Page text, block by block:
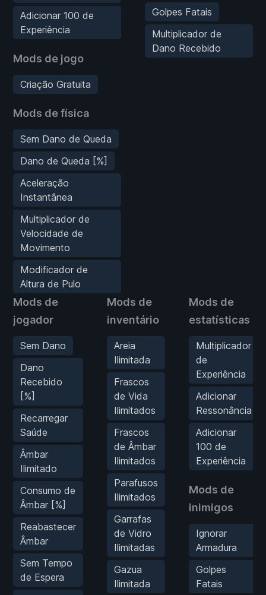
Adicionar 100 de
Experiência
Mods de jogo
Criação Gratuita
Mods de física
Sem Dano de Queda
Dano de Queda [%]
Aceleração
Instantânea
Multiplicador de
Velocidade de
Movimento
Modificador de
Altura de Pulo
Golpes Fatais
Multiplicador de
Dano Recebido
Mods de
jogador
Sem Dano
Dano
Recebido
[%]
Recarregar
Saúde
Âmbar
Ilimitado
Consumo de
Âmbar [%]
Reabastecer
Âmbar
Sem Tempo
de Espera
Mods de
inventário
Areia
Ilimitada
Frascos
de Vida
Ilimitados
Frascos
de Âmbar
Ilimitados
Parafusos
Ilimitados
Garrafas
de Vidro
Ilimitadas
Gazua
Ilimitada
Mods de
estatísticas
Multiplicador
de
Experiência
Adicionar
Ressonância
Adicionar
100 de
Experiência
Mods de
inimigos
Ignorar
Armadura
Golpes
Fatais